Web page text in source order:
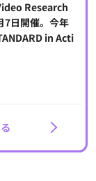
Research
日開催。今年
in Acti